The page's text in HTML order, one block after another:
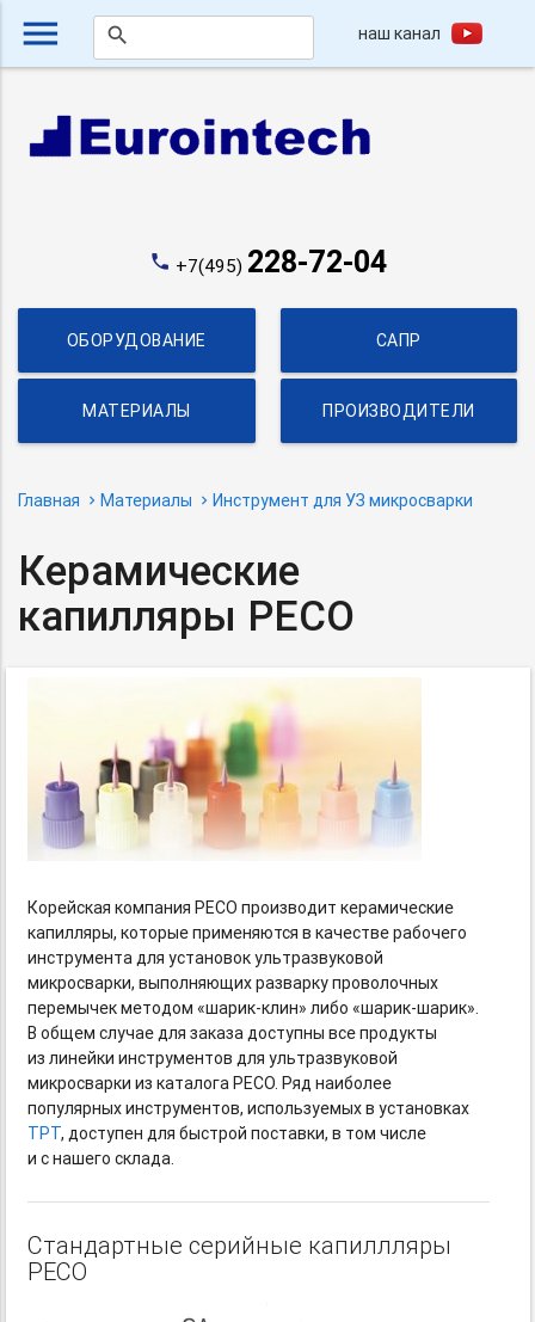
menu search наш канал
phone +7(495) 228-72-04
ОБОРУДОВАНИЕ САПР
МАТЕРИАЛЫ ПРОИЗВОДИТЕЛИ
Главная Материалы Инструмент для УЗ микросварки
Керамические
капилляры PECO
Корейская компания PECO производит керамические
капилляры, которые применяются в качестве рабочего
инструмента для установок ультразвуковой
микросварки, выполняющих разварку проволочных
перемычек методом «шарик-клин» либо «шарик-шарик».
В общем случае для заказа доступны все продукты
из линейки инструментов для ультразвуковой
микросварки из каталога PECO. Ряд наиболее
популярных инструментов, используемых в установках
TPT, доступен для быстрой поставки, в том числе
и с нашего склада.
Стандартные серийные капиллляры
PECO